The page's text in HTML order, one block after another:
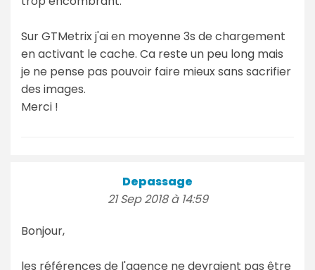
Sur GTMetrix j'ai en moyenne 3s de chargement
en activant le cache. Ca reste un peu long mais
je ne pense pas pouvoir faire mieux sans sacrifier
des images.
Merci !
Depassage
21 Sep 2018 à 14:59
Bonjour,
les références de l'agence ne devraient pas être